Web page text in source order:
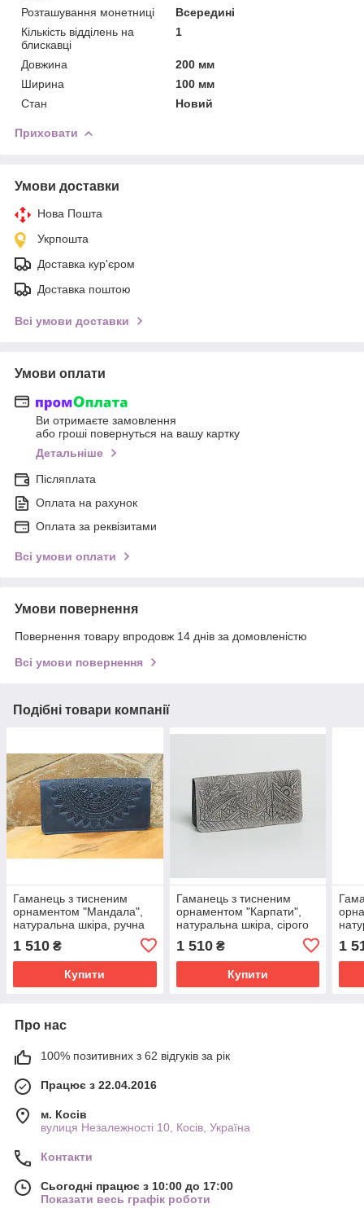
Розташування монетниці
Всередині
Кількість відділень на
блискавці
1
Довжина
200 мм
Ширина
100 мм
Стан
Новий
Приховати
Умови доставки
Нова Пошта
Укрпошта
Доставка кур'єром
Доставка поштою
Всі умови доставки
Умови оплати
Ви отримаєте замовлення
або гроші повернуться на вашу картку
Детальніше
Післяплата
Оплата на рахунок
Оплата за реквізитами
Всі умови оплати
Умови повернення
Повернення товару впродовж 14 днів за домовленістю
Всі умови повернення
Подібні товари компанії
Гаманець з тисненим
орнаментом "Мандала",
натуральна шкіра, ручна
робота, синього кольору,
20х10 см
1 510 ₴
Купити
Гаманець з тисненим
орнаментом "Карпати",
натуральна шкіра, сірого
1 510₴
Купити
1
Про нас
100% позитивних з 62 відгуків за рік
Працює з 22.04.2016
м. Косів
вулиця Незалежності 10, Косів, Україна
Контакти
Сьогодні працює з 10:00 до 17:00
Показати весь графік роботи